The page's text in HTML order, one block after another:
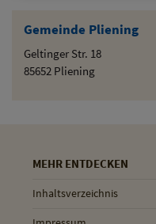
Gemeinde Pliening
Geltinger Str. 18
85652 Pliening
MEHR ENTDECKEN
Inhaltsverzeichnis